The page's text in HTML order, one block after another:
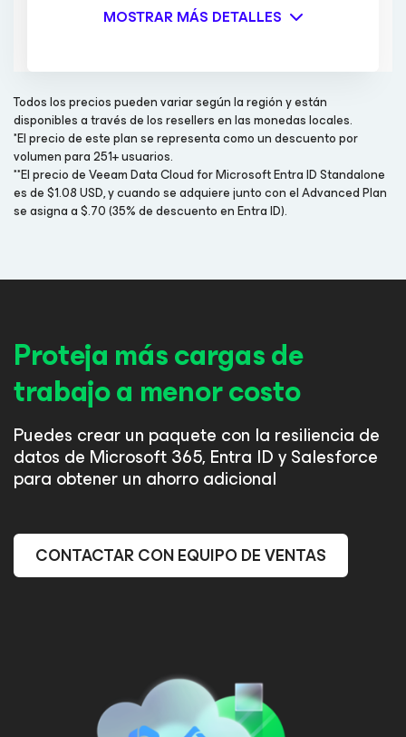
MOSTRAR MÁS DETALLES
Todos los precios pueden variar según la región y están
disponibles a través de los resellers en las monedas locales.
*El precio de este plan se representa como un descuento por
volumen para 251+ usuarios.
**El precio de Veeam Data Cloud for Microsoft Entra ID Standalone
es de $1.08 USD, y cuando se adquiere junto con el Advanced Plan
se asigna a $.70 (35% de descuento en Entra ID).
Proteja más cargas de
trabajo a menor costo
Puedes crear un paquete con la resiliencia de
datos de Microsoft 365, Entra ID y Salesforce
para obtener un ahorro adicional
CONTACTAR CON EQUIPO DE VENTAS